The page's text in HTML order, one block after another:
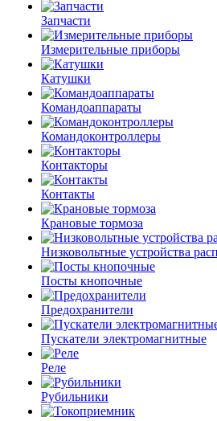
Запчасти
Измерительные приборы
Катушки
Командоаппараты
Командоконтроллеры
Контакторы
Контакты
Крановые тормоза
Низковольтные устройства
Посты кнопочные
Предохранители
Пускатели электромагнитные
Реле
Рубильники